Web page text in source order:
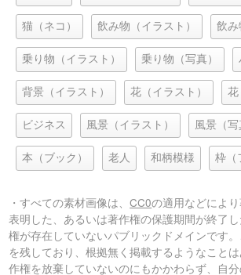
猫（ネコ） 飲み物（イラスト） 飲み
乗り物（イラスト） 乗り物（写真）
背景（イラスト） 花（イラスト） 花
ビジネス 風景（イラスト） 風景（写
本（ブック） 老人 和柄模様 枠（
・すべての素材画像は、CC0の適用などによ
表明した、あるいは著作権の保護期間が終了
権が存在していないパブリックドメインです
を残しており、根拠無く掲載するようなこと
作権を放棄していないのにもかかわらず、自